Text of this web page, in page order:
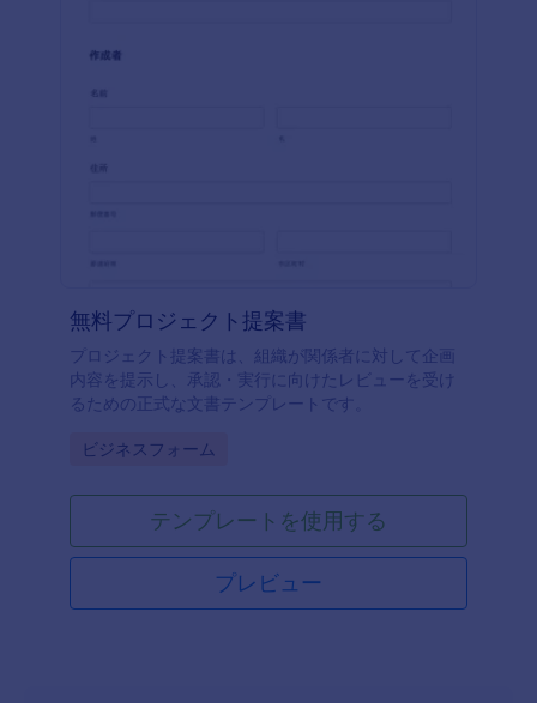
無料プロジェクト提案書
プロジェクト提案書は、組織が関係者に対して企画
内容を提示し、承認・実行に向けたレビューを受け
るための正式な文書テンプレートです。
Go to Category:
ビジネスフォーム
テンプレートを使用する
プレビュー